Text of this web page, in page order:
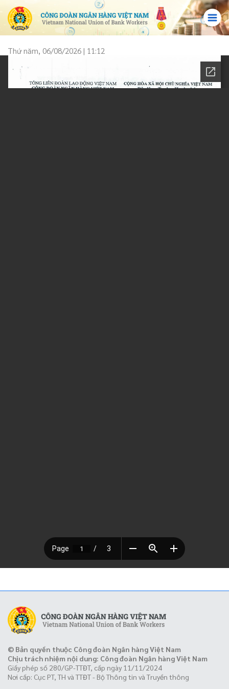
Thứ năm, 06/08/2026 | 11:12
© Bản quyền thuộc Công đoàn Ngân hàng Việt Nam
Chịu trách nhiệm nội dung: Công đoàn Ngân hàng Việt Nam
Giấy phép số 280/GP-TTĐT, cấp ngày 11/11/2024
Nơi cấp: Cục PT, TH và TTĐT - Bộ Thông tin và Truyền thông